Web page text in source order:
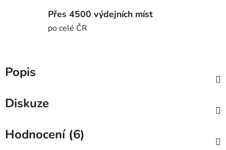
Přes 4500 výdejních míst
po celé ČR
Popis
Diskuze
Hodnocení (6)